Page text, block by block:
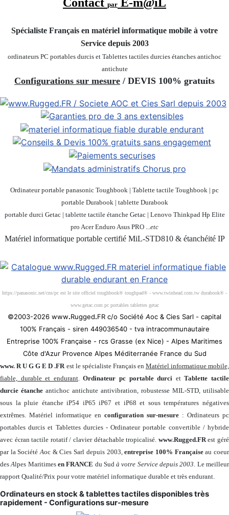
par
Spécialiste Français en matériel informatique mobile à votre
Service depuis 2003
ordinateurs PC portables durcis et Tablettes tactiles durcies étanches antichoc
antichute
Configurations sur mesure / DEVIS 100% gratuits
Ordinateur portable panasonic Toughbook | Tablette tactile Toughbook | pc
portable Durabook | tablette Durabook
portable durci Getac | tablette tactile étanche Getac | Lenovo Thinkpad Hp Elite
pro Acer Enduro Asus PRO ... etc
Matériel informatique portable certifié MiL-STD810 & étanchéité IP
https://panasonic.net/cns/pc est le site officiel toughbook® toughpad® - www.twinhead.com.tw durabook® -
www.getac.com pc portables tablettes getac
©2003-2026 www.Rugged.FR c/o Société Aoc & Cies Sarl - capital
100% Français - siren 449036540 - tva intracommunautaire
Entreprise 100% Française - rcs Grasse (ex Nice) - Alpes Maritimes
Côte d'Azur Provence Alpes Méditerranée France du Sud
www. R U G G E D.FR est le spécialiste Français en Matériel informatique mobile,
fiable, durable et endurant.Ordinateur pc portable durci etTablette tactile
durcie étanche antichoc antichute antivibration, robustesse MIL-STD, utilisable
sous la pluie étanche iP54 iP65 iP67 et iP68 et sous températures négatives
extrêmes. Matériel informatique en configuration sur-mesure : Ordinateurs pc
portables durcis et Tablettes durcies - Ordinateur portable convertible / hybride
avec écran tactile rotatif / clavier détachable tropicalisé. www.Rugged.FRest géré
par la SociétéAoc & Cies Sarl depuis 2003,entreprise 100% Françaiseau coeur
desAlpes Maritimes en FRANCE du Sudà votre Service depuis 2003 . Le meilleur
rapport Qualité/Prix pour votre matériel informatique durable et très endurant.
Ordinateurs en stock & tablettes tactiles disponibles très
rapidement - Configurations sur-mesure